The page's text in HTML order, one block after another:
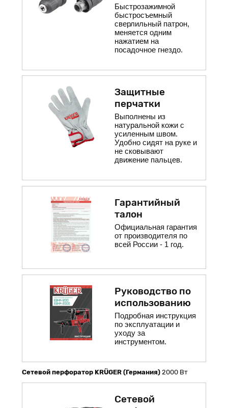
Быстрозажимной
быстросъемный
сверлильный патрон,
меняется одним
нажатием на
посадочное гнездо.
Защитные
перчатки
Выполнены из
натуральной кожи с
усиленным швом.
Удобно сидят на руке и
не сковывают
движение пальцев.
Гарантийный
талон
Официальная гарантия
от производителя по
всей России - 1 год.
Руководство по
использованию
Подробная инструкция
по эксплуатации и
уходу за
инструментом.
Сетевой перфоратор KRÜGER (Германия)2000 Вт
Сетевой